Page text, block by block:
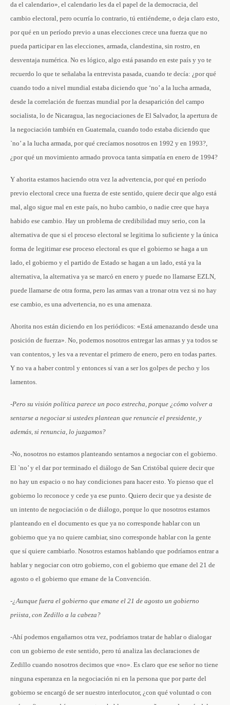
da el calendario», el calendario les da el papel de la democracia, del
cambio electoral, pero ocurría lo contrario, tú entiéndeme, o deja claro esto,
por qué en un período previo a unas elecciones crece una fuerza que no
pueda participar en las elecciones, armada, clandestina, sin rostro, en
desventaja numérica. No es lógico, algo está pasando en este país y yo te
recuerdo lo que te señalaba la entrevista pasada, cuando te decía: ¿por qué
cuando todo a nivel mundial estaba diciendo que ‘no’ a la lucha armada,
desde la correlación de fuerzas mundial por la desaparición del campo
socialista, lo de Nicaragua, las negociaciones de El Salvador, la apertura de
la negociación también en Guatemala, cuando todo estaba diciendo que
`no’ a la lucha armada, por qué crecíamos nosotros en 1992 y en 1993?,
¿por qué un movimiento armado provoca tanta simpatía en enero de 1994?
Y ahorita estamos haciendo otra vez la advertencia, por qué en período
previo electoral crece una fuerza de este sentido, quiere decir que algo está
mal, algo sigue mal en este país, no hubo cambio, o nadie cree que haya
habido ese cambio. Hay un problema de credibilidad muy serio, con la
alternativa de que si el proceso electoral se legitima lo suficiente y la única
forma de legitimar ese proceso electoral es que el gobierno se haga a un
lado, el gobierno y el partido de Estado se hagan a un lado, está ya la
alternativa, la alternativa ya se marcó en enero y puede no llamarse EZLN,
puede llamarse de otra forma, pero las armas van a tronar otra vez si no hay
ese cambio, es una advertencia, no es una amenaza.
Ahorita nos están diciendo en los periódicos: «Está amenazando desde una
posición de fuerza». No, podemos nosotros entregar las armas y ya todos se
van contentos, y les va a reventar el primero de enero, pero en todas partes.
Y no va a haber control y entonces sí van a ser los golpes de pecho y los
lamentos.
-Pero su visión política parece un poco estrecha, porque ¿cómo volver a
sentarse a negociar si ustedes plantean que renuncie el presidente, y
además, si renuncia, lo juzgamos?
-No, nosotros no estamos planteando sentarnos a negociar con el gobierno.
El `no’ y el dar por terminado el diálogo de San Cristóbal quiere decir que
no hay un espacio o no hay condiciones para hacer esto. Yo pienso que el
gobierno lo reconoce y cede ya ese punto. Quiero decir que ya desiste de
un intento de negociación o de diálogo, porque lo que nosotros estamos
planteando en el documento es que ya no corresponde hablar con un
gobierno que ya no quiere cambiar, sino corresponde hablar con la gente
que sí quiere cambiarlo. Nosotros estamos hablando que podríamos entrar a
hablar y negociar con otro gobierno, con el gobierno que emane del 21 de
agosto o el gobierno que emane de la Convención.
-¿Aunque fuera el gobierno que emane el 21 de agosto un gobierno
priista, con Zedillo a la cabeza?
-Ahí podemos engañarnos otra vez, podríamos tratar de hablar o dialogar
con un gobierno de este sentido, pero tú analiza las declaraciones de
Zedillo cuando nosotros decimos que «no». Es claro que ese señor no tiene
ninguna esperanza en la negociación ni en la persona que por parte del
gobierno se encargó de ser nuestro interlocutor, ¿con qué voluntad o con